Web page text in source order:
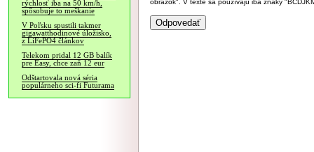
rýchlosť iba na 50 km/h,
spôsobuje to meškanie
V Poľsku spustili takmer
gigawatthodinové úložisko,
z LiFePO4 článkov
Telekom pridal 12 GB balík
pre Easy, chce zaň 12 eur
Odštartovala nová séria
populárneho sci-fi Futurama
obrázok". V texte sa používajú iba znaky